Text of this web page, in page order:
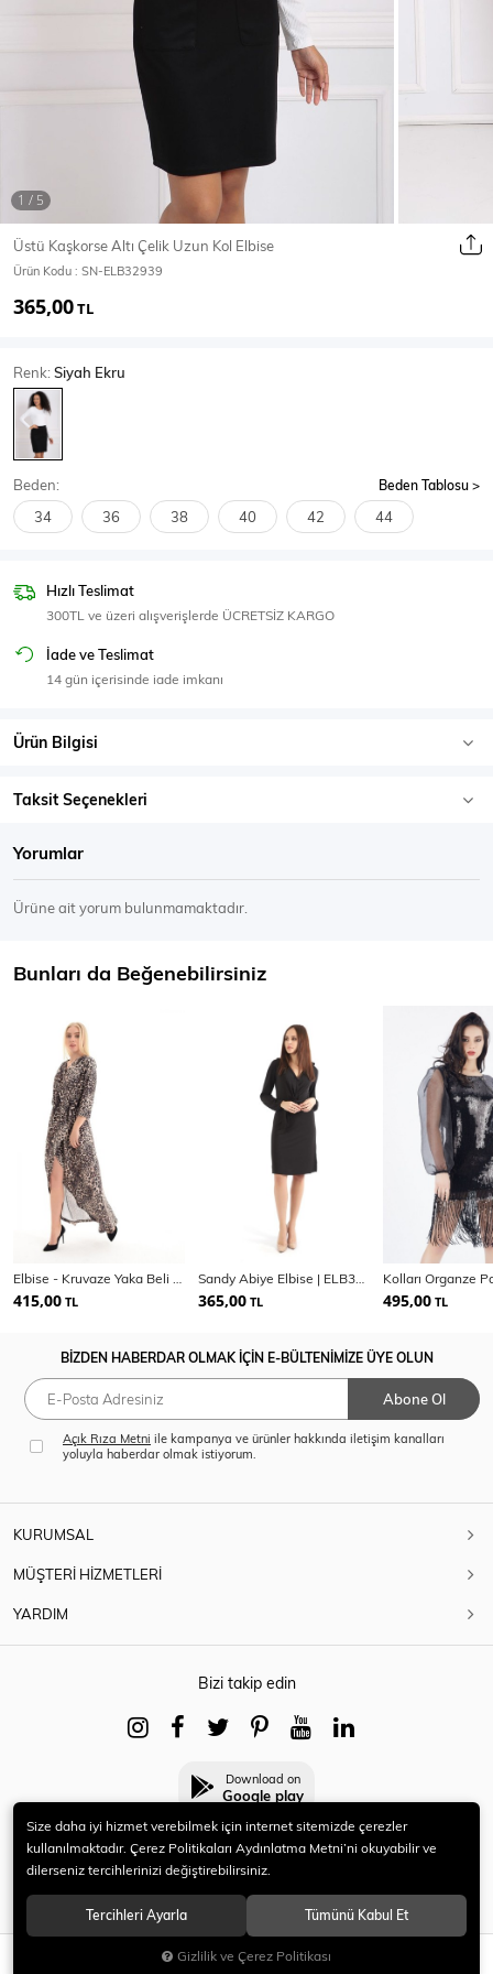
Yağmurluk
T-Shirt
Body
SPOR GİYİM
Eşofman Üstü
Üstü Kaşkorse Altı Çelik Uzun Kol Elbise
Ürün Kodu : SN-ELB32939
365,00TL
Renk:Siyah Ekru
Beden: Beden Tablosu
34 36 38 40 42 44
SEPETE EKLE
Hızlı Teslimat
300TL ve üzeri alışverişlerde ÜCRETSİZ KARGO
İade ve Teslimat
14 gün içerisinde iade imkanı
Ürün Bilgisi
Taksit Seçenekleri
Yorumlar
Ürüne ait yorum bulunmamaktadır.
Bunları da Beğenebilirsiniz
415,00 TL 365,00 TL 495,00 TL
BİZDEN HABERDAR OLMAK İÇİN E-BÜLTENİMİZE ÜYE OLUN
Abone Ol
Açık Rıza Metni ile kampanya ve ürünler hakkında iletişim kanalları
yoluyla haberdar olmak istiyorum.
KURUMSAL
MÜŞTERİ HİZMETLERİ
YARDIM
Bizi takip edin
Download on
Google play
© 2021 HERYENİ. Tüm hakları saklıdır.
Size daha iyi hizmet verebilmek için internet sitemizde çerezler
kullanılmaktadır. Çerez Politikaları Aydınlatma Metni’ni okuyabilir ve
dilerseniz tercihlerinizi değiştirebilirsiniz.
Tercihleri Ayarla Tümünü Kabul Et
Gizlilik ve Çerez Politikası